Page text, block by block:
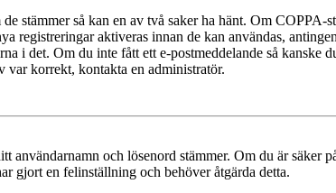
stämmer så kan en av två saker ha hänt. Om
registreringar aktiveras innan de kan användas,
i det. Om du inte fått ett e-postmeddelande så kanske
var korrekt, kontakta en administratör.
och lösenord stämmer. Om du är säker
gjort en felinställning och behöver åtgärda detta.